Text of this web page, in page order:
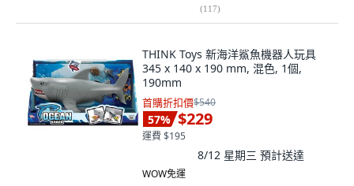
(117)
THINK Toys 新海洋鯊魚機器人玩具
345 x 140 x 190 mm, 混色, 1個,
190mm
首購折扣價$540
57% $229
運費 $195
8/12 星期三 預計送達
WOW免運